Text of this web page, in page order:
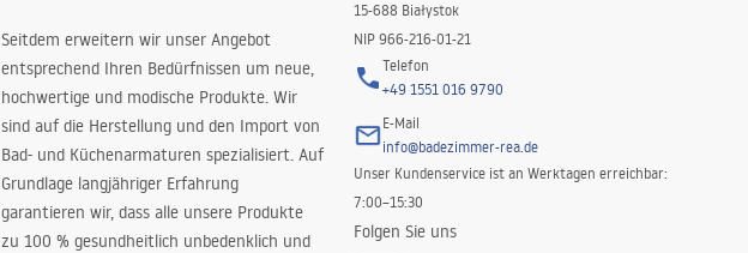
Seitdem erweitern wir unser Angebot
entsprechend Ihren Bedürfnissen um neue,
hochwertige und modische Produkte. Wir
sind auf die Herstellung und den Import von
Bad- und Küchenarmaturen spezialisiert. Auf
Grundlage langjähriger Erfahrung
garantieren wir, dass alle unsere Produkte
zu 100 % gesundheitlich unbedenklich und
15-688 Białystok
NIP 966-216-01-21
Telefon
+49 1551 016 9790
E-Mail
info@badezimmer-rea.de
Unser Kundenservice ist an Werktagen erreichbar:
7:00–15:30
Folgen Sie uns